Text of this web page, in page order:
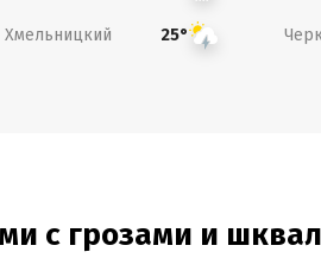
Хмельницкий 25°
с грозами и